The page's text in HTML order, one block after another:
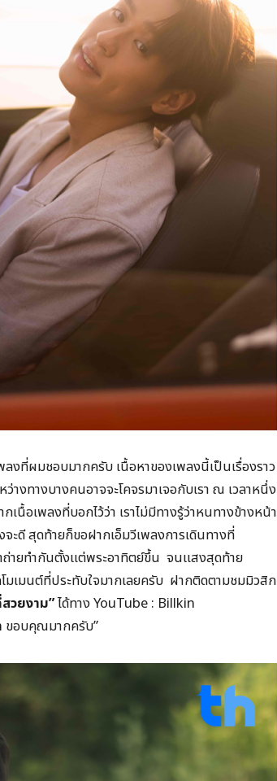
งที่ผมชอบมากครับ เนื้อหาของเพลงนี้เป็นเรื่องราว
างทางบางคนอาจจะโคจรมาเจอกับเรา ณ เวลาหนึ่ง
นื้อเพลงที่บอกไว้ว่า เราไม่มีทางรู้ว่าหนทางข้างหน้า
ะดี สุดท้ายก็ขอฝากเอ็มวีเพลงการเดินทางที่
ถ่ายทำกันตั้งแต่พระอาทิตย์ขึ้น จนแสงสุดท้าย
เมนต์ที่ประทับใจมากเลยครับ ฝากติดตามชมมิวสิก
วยงาม”ได้ทาง YouTube : Billkin
ขอบคุณมากครับ”